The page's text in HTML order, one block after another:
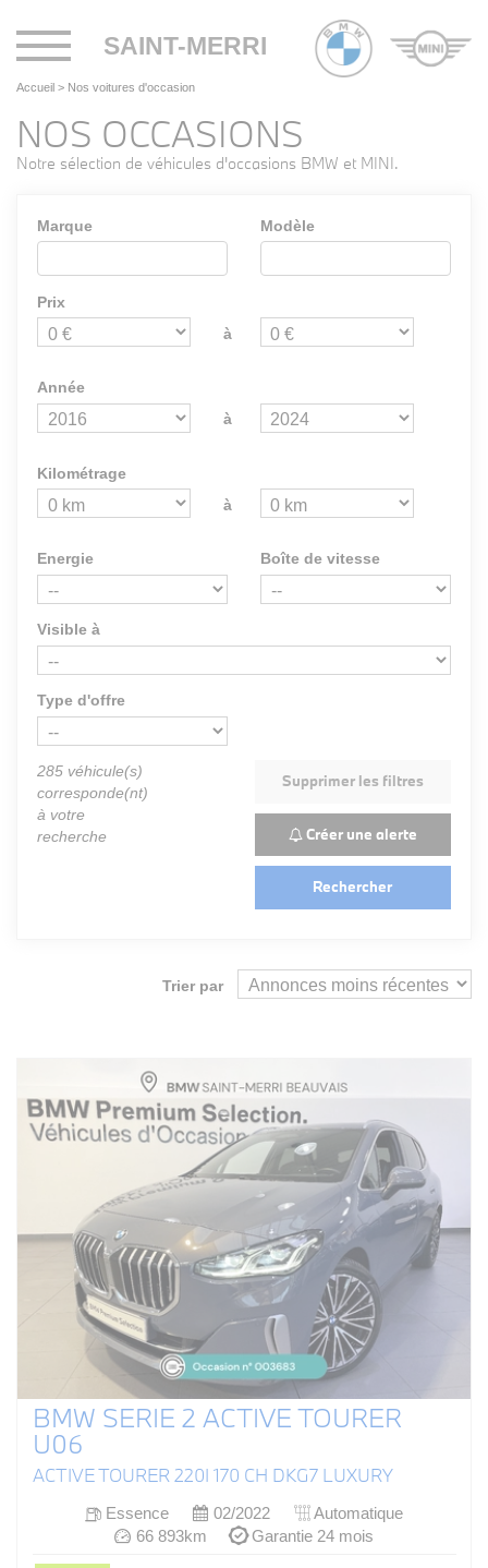
SAINT-MERRI
Toggle
navigation
Accueil > Nos voitures d'occasion
NOS OCCASIONS
Notre sélection de véhicules d'occasions BMW et MINI.
Marque Modèle
Prix
à
Année
à
Kilométrage
à
Energie Boîte de vitesse
Visible à
Type d'offre
285 véhicule(s)
corresponde(nt)
à votre
recherche
Supprimer les filtres
Créer une alerte
Rechercher
Trier par
BMW SERIE 2 ACTIVE TOURER
U06
ACTIVE TOURER 220I 170 CH DKG7 LUXURY
Essence 02/2022
Automatique
66 893km
Garantie 24 mois